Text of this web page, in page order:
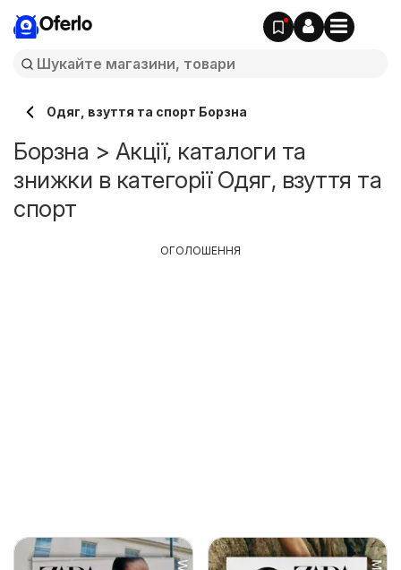
Oferlo
Одяг, взуття та спорт Борзна
Борзна > Акції, каталоги та
знижки в категорії Одяг, взуття та
спорт
ОГОЛОШЕННЯ